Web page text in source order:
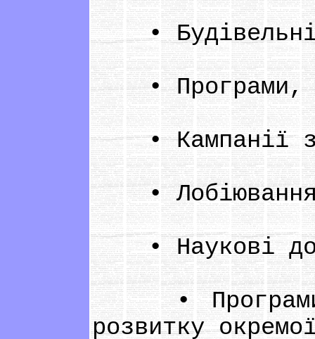
• Будівельні
• Програми, що
• Кампанії зі
• Лобіювання
• Наукові
• Програми,
розвитку